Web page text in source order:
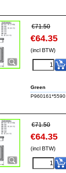
€71.50
€64.35
(incl BTW)
Green
P960161*5590
€71.50
€64.35
(incl BTW)